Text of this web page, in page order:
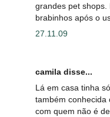
grandes pet
brabinhos após o
27.11.09
camila disse...
Lá em casa tinha
também conhecida
com quem não é